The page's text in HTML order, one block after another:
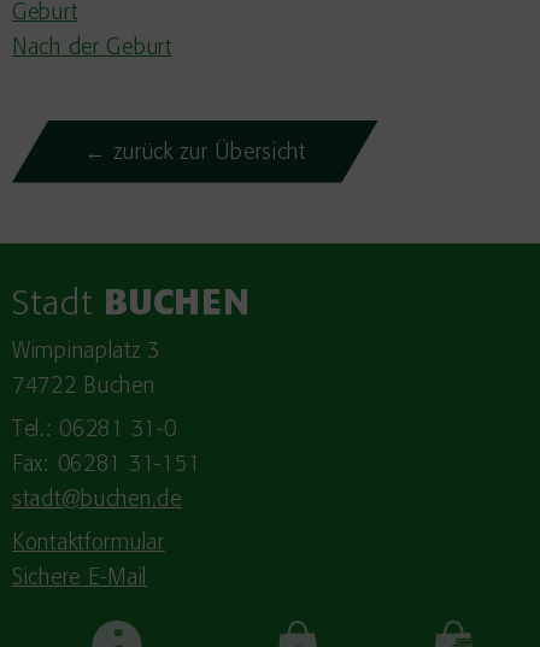
Geburt
Nach der Geburt
← zurück zur Übersicht
Stadt BUCHEN
Wimpinaplatz 3
74722 Buchen
Tel.: 06281 31-0
Fax: 06281 31-151
stadt@buchen.de
Kontaktformular
Sichere E-Mail